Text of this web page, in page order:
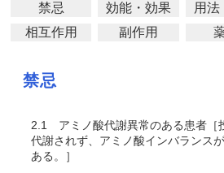
禁忌 効能・効果 用法
相互作用
副作用
禁忌
2.1
アミノ酸代謝異常のある患者［
代謝されず、アミノ酸インバランス
ある。］